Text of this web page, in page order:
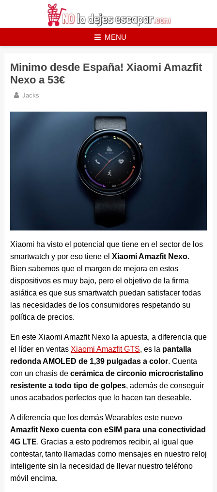
MENU
Minimo desde España! Xiaomi Amazfit
Nexo a 53€
Jacks
Xiaomi ha visto el potencial que tiene en el sector de los
smartwatch y por eso tiene el Xiaomi Amazfit Nexo.
Bien sabemos que el margen de mejora en estos
dispositivos es muy bajo, pero el objetivo de la firma
asiática es que sus smartwatch puedan satisfacer todas
las necesidades de los consumidores respetando su
política de precios.
En este Xiaomi Amazfit Nexo la apuesta, a diferencia que
el líder en ventas Xiaomi Amazfit GTS, es la pantalla
redonda AMOLED de 1,39 pulgadas a color. Cuenta
con un chasis de cerámica de circonio microcristalino
resistente a todo tipo de golpes, además de conseguir
unos acabados perfectos que lo hacen tan deseable.
A diferencia que los demás Wearables este nuevo
Amazfit Nexo cuenta con eSIM para una conectividad
4G LTE. Gracias a esto podremos recibir, al igual que
contestar, tanto llamadas como mensajes en nuestro reloj
inteligente sin la necesidad de llevar nuestro teléfono
móvil encima.